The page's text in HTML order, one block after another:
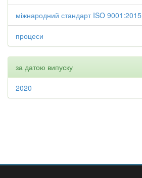
міжнародний стандарт ISO 9001:2015
процеси
за датою випуску
2020